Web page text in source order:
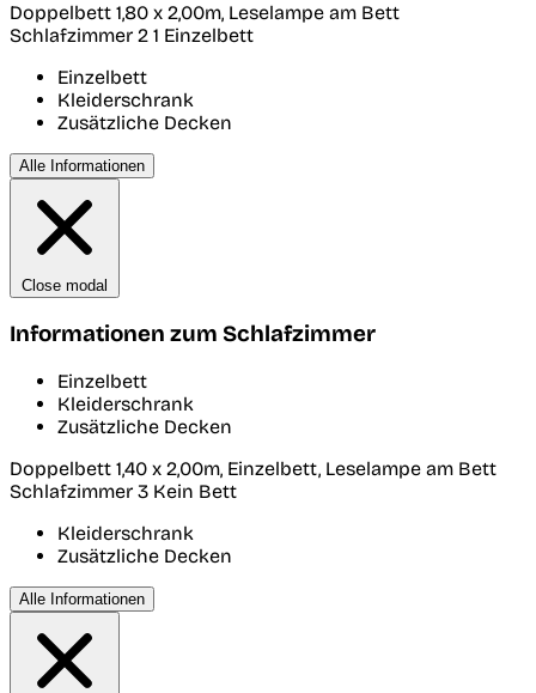
Doppelbett 1,80 x 2,00m, Leselampe am Bett
Schlafzimmer 2 1 Einzelbett
Einzelbett
Kleiderschrank
Zusätzliche Decken
Alle Informationen
Close modal
Informationen zum Schlafzimmer
Einzelbett
Kleiderschrank
Zusätzliche Decken
Doppelbett 1,40 x 2,00m, Einzelbett, Leselampe am Bett
Schlafzimmer 3 Kein Bett
Kleiderschrank
Zusätzliche Decken
Alle Informationen